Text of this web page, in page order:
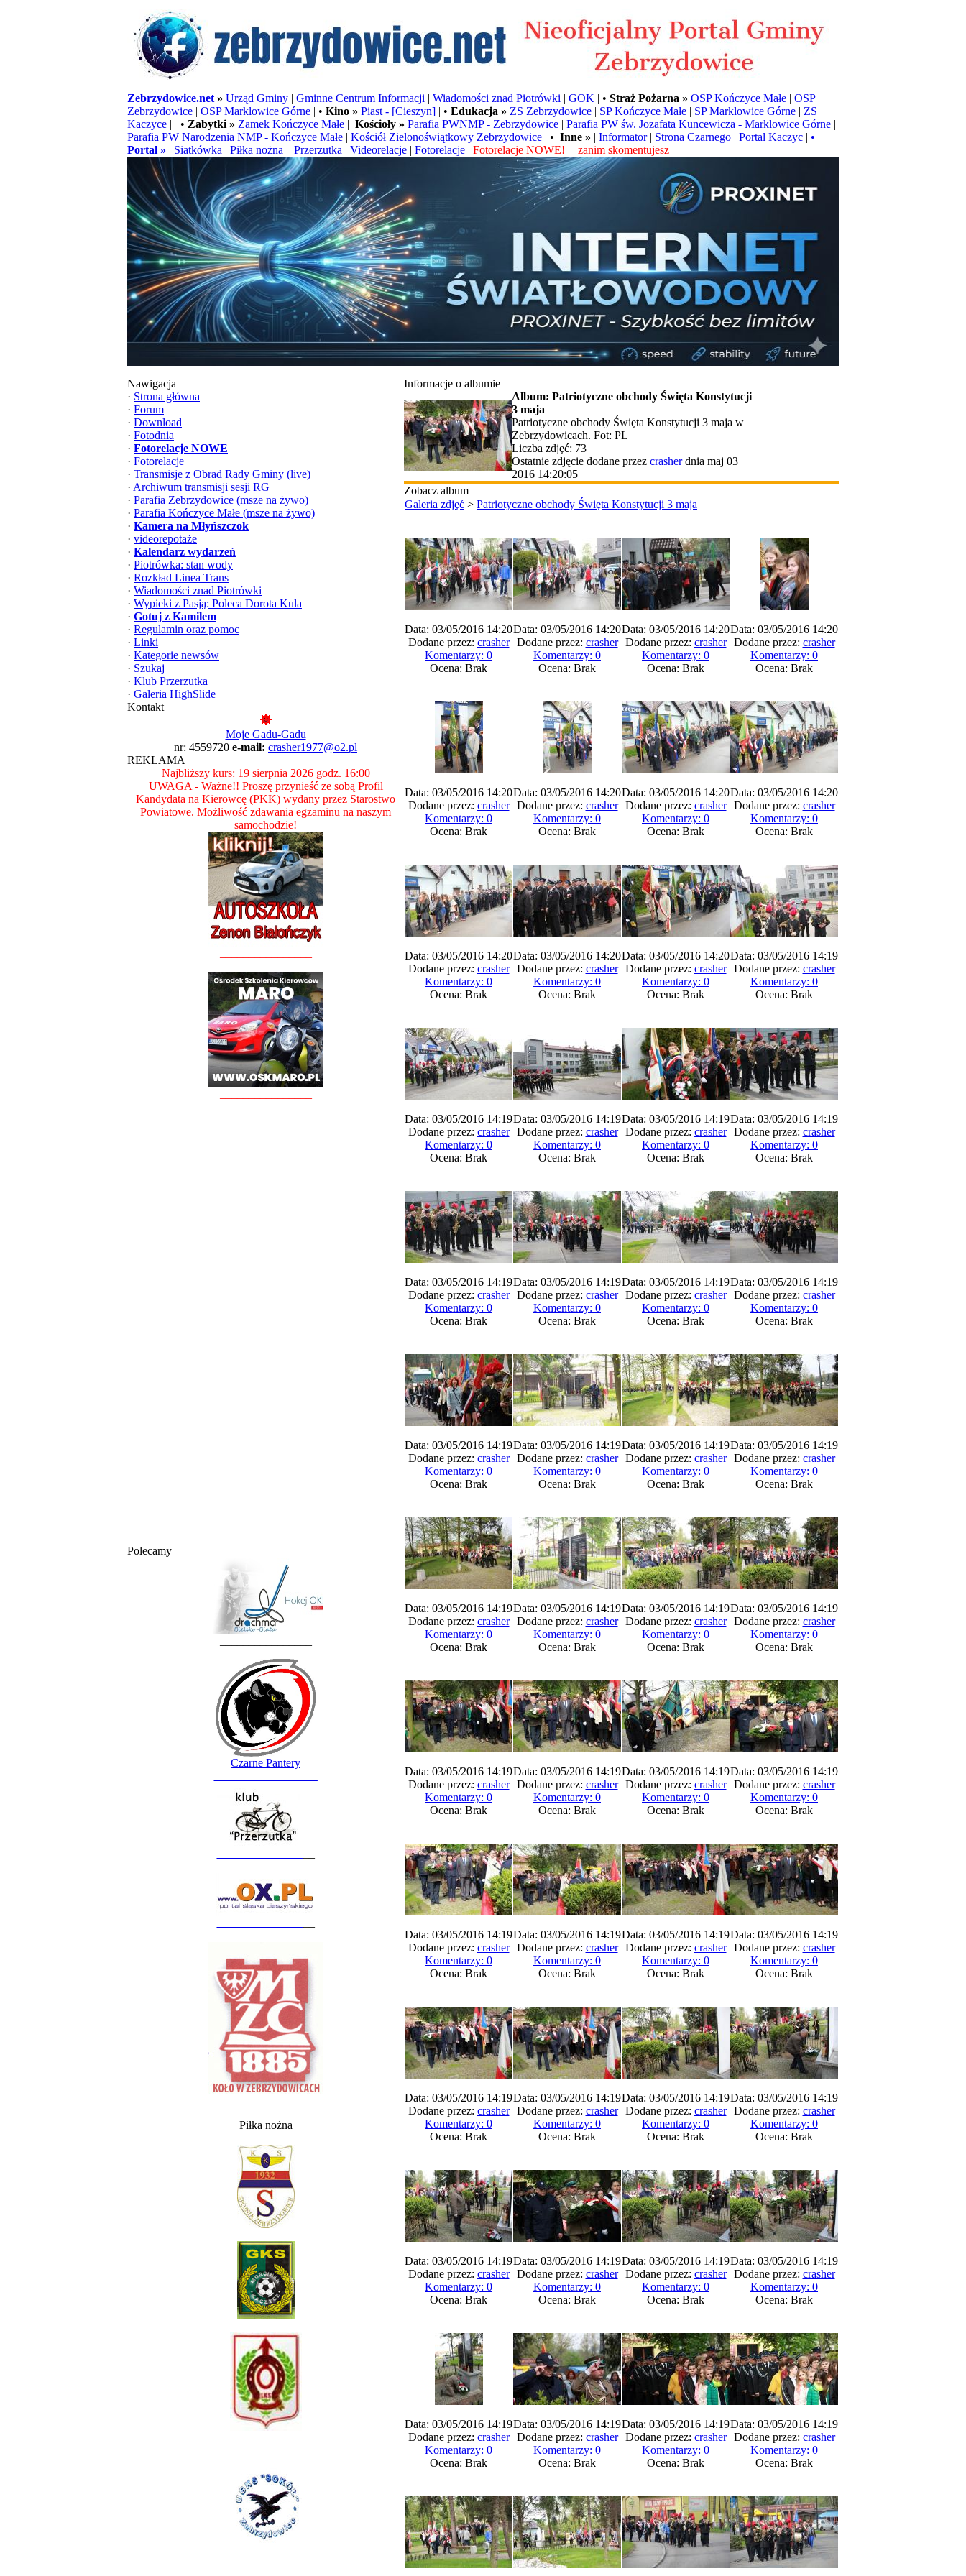
Zebrzydowice.net » Urząd Gminy | Gminne Centrum Informacji | Wiadomości znad Piotrówki | GOK | • Straż Pożarna » OSP Kończyce Małe | OSP
Zebrzydowice | OSP Marklowice Górne | • Kino » Piast - [Cieszyn] | • Edukacja » ZS Zebrzydowice | SP Kończyce Małe | SP Marklowice Górne | ZS
Kaczyce | • Zabytki » Zamek Kończyce Małe | Kościoły » Parafia PWNMP - Zebrzydowice | Parafia PW św. Jozafata Kuncewicza - Marklowice Górne |
Parafia PW Narodzenia NMP - Kończyce Małe | Kościół Zielonoświątkowy Zebrzydowice | • Inne » | Informator| Strona Czarnego | Portal Kaczyc | •
Portal » | Siatkówka | Piłka nożna | Przerzutka | Videorelacje | Fotorelacje | Fotorelacje NOWE! | | zanim skomentujesz
Nawigacja
· Strona główna
· Forum
· Download
· Fotodnia
· Fotorelacje NOWE
· Fotorelacje
· Transmisje z Obrad Rady Gminy (live)
· Archiwum transmisji sesji RG
· Parafia Zebrzydowice (msze na żywo)
· Parafia Kończyce Małe (msze na żywo)
· Kamera na Młyńszczok
· videorepotaże
· Kalendarz wydarzeń
· Piotrówka: stan wody
· Rozkład Linea Trans
· Wiadomości znad Piotrówki
· Wypieki z Pasją: Poleca Dorota Kula
· Gotuj z Kamilem
· Regulamin oraz pomoc
· Linki
· Kategorie newsów
· Szukaj
· Klub Przerzutka
· Galeria HighSlide
Kontakt
Moje Gadu-Gadu
nr: 4559720 e-mail: crasher1977@o2.pl
REKLAMA
Najbliższy kurs: 19 sierpnia 2026 godz. 16:00
UWAGA - Ważne!! Proszę przynieść ze sobą Profil
Kandydata na Kierowcę (PKK) wydany przez Starostwo
Powiatowe. Możliwość zdawania egzaminu na naszym
samochodzie!
Polecamy
Czarne Pantery
Piłka nożna
Informacje o albumie
Album: Patriotyczne obchody Święta Konstytucji
3 maja
Patriotyczne obchody Święta Konstytucji 3 maja w
Zebrzydowicach. Fot: PL
Liczba zdjęć: 73
Ostatnie zdjęcie dodane przez crasherdnia maj 03
2016 14:20:05
Zobacz album
Galeria zdjęć > Patriotyczne obchody Święta Konstytucji 3 maja
Data: 03/05/2016 14:20
Dodane przez: crasher
Komentarzy: 0
Ocena: Brak
Data: 03/05/2016 14:20
Dodane przez: crasher
Komentarzy: 0
Ocena: Brak
Data: 03/05/2016 14:20
Dodane przez: crasher
Komentarzy: 0
Ocena: Brak
Data: 03/05/2016 14:20
Dodane przez: crasher
Komentarzy: 0
Ocena: Brak
Data: 03/05/2016 14:20
Dodane przez: crasher
Komentarzy: 0
Ocena: Brak
Data: 03/05/2016 14:20
Dodane przez: crasher
Komentarzy: 0
Ocena: Brak
Data: 03/05/2016 14:20
Dodane przez: crasher
Komentarzy: 0
Ocena: Brak
Data: 03/05/2016 14:20
Dodane przez: crasher
Komentarzy: 0
Ocena: Brak
Data: 03/05/2016 14:20
Dodane przez: crasher
Komentarzy: 0
Ocena: Brak
Data: 03/05/2016 14:20
Dodane przez: crasher
Komentarzy: 0
Ocena: Brak
Data: 03/05/2016 14:20
Dodane przez: crasher
Komentarzy: 0
Ocena: Brak
Data: 03/05/2016 14:19
Dodane przez: crasher
Komentarzy: 0
Ocena: Brak
Data: 03/05/2016 14:19
Dodane przez: crasher
Komentarzy: 0
Ocena: Brak
Data: 03/05/2016 14:19
Dodane przez: crasher
Komentarzy: 0
Ocena: Brak
Data: 03/05/2016 14:19
Dodane przez: crasher
Komentarzy: 0
Ocena: Brak
Data: 03/05/2016 14:19
Dodane przez: crasher
Komentarzy: 0
Ocena: Brak
Data: 03/05/2016 14:19
Dodane przez: crasher
Komentarzy: 0
Ocena: Brak
Data: 03/05/2016 14:19
Dodane przez: crasher
Komentarzy: 0
Ocena: Brak
Data: 03/05/2016 14:19
Dodane przez: crasher
Komentarzy: 0
Ocena: Brak
Data: 03/05/2016 14:19
Dodane przez: crasher
Komentarzy: 0
Ocena: Brak
Data: 03/05/2016 14:19
Dodane przez: crasher
Komentarzy: 0
Ocena: Brak
Data: 03/05/2016 14:19
Dodane przez: crasher
Komentarzy: 0
Ocena: Brak
Data: 03/05/2016 14:19
Dodane przez: crasher
Komentarzy: 0
Ocena: Brak
Data: 03/05/2016 14:19
Dodane przez: crasher
Komentarzy: 0
Ocena: Brak
Data: 03/05/2016 14:19
Dodane przez: crasher
Komentarzy: 0
Ocena: Brak
Data: 03/05/2016 14:19
Dodane przez: crasher
Komentarzy: 0
Ocena: Brak
Data: 03/05/2016 14:19
Dodane przez: crasher
Komentarzy: 0
Ocena: Brak
Data: 03/05/2016 14:19
Dodane przez: crasher
Komentarzy: 0
Ocena: Brak
Data: 03/05/2016 14:19
Dodane przez: crasher
Komentarzy: 0
Ocena: Brak
Data: 03/05/2016 14:19
Dodane przez: crasher
Komentarzy: 0
Ocena: Brak
Data: 03/05/2016 14:19
Dodane przez: crasher
Komentarzy: 0
Ocena: Brak
Data: 03/05/2016 14:19
Dodane przez: crasher
Komentarzy: 0
Ocena: Brak
Data: 03/05/2016 14:19
Dodane przez: crasher
Komentarzy: 0
Ocena: Brak
Data: 03/05/2016 14:19
Dodane przez: crasher
Komentarzy: 0
Ocena: Brak
Data: 03/05/2016 14:19
Dodane przez: crasher
Komentarzy: 0
Ocena: Brak
Data: 03/05/2016 14:19
Dodane przez: crasher
Komentarzy: 0
Ocena: Brak
Data: 03/05/2016 14:19
Dodane przez: crasher
Komentarzy: 0
Ocena: Brak
Data: 03/05/2016 14:19
Dodane przez: crasher
Komentarzy: 0
Ocena: Brak
Data: 03/05/2016 14:19
Dodane przez: crasher
Komentarzy: 0
Ocena: Brak
Data: 03/05/2016 14:19
Dodane przez: crasher
Komentarzy: 0
Ocena: Brak
Data: 03/05/2016 14:19
Dodane przez: crasher
Komentarzy: 0
Ocena: Brak
Data: 03/05/2016 14:19
Dodane przez: crasher
Komentarzy: 0
Ocena: Brak
Data: 03/05/2016 14:19
Dodane przez: crasher
Komentarzy: 0
Ocena: Brak
Data: 03/05/2016 14:19
Dodane przez: crasher
Komentarzy: 0
Ocena: Brak
Data: 03/05/2016 14:19
Dodane przez: crasher
Komentarzy: 0
Ocena: Brak
Data: 03/05/2016 14:19
Dodane przez: crasher
Komentarzy: 0
Ocena: Brak
Data: 03/05/2016 14:19
Dodane przez: crasher
Komentarzy: 0
Ocena: Brak
Data: 03/05/2016 14:19
Dodane przez: crasher
Komentarzy: 0
Ocena: Brak